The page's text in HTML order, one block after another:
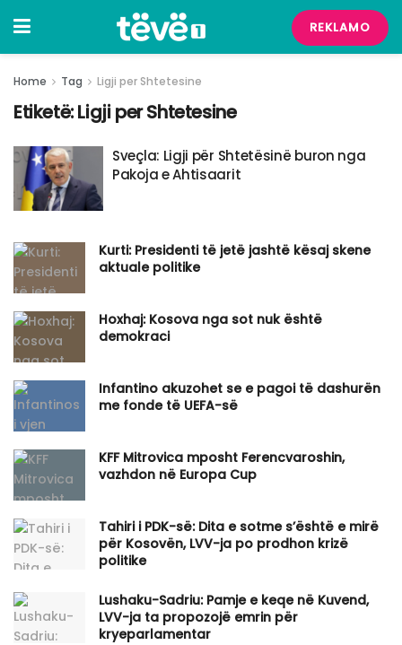
REKLAMO
Home Tag Ligji per Shtetesine
Etiketë:Ligji per Shtetesine
Sveçla: Ligji për Shtetësinë buron nga
Pakoja e Ahtisaarit
Kurti: Presidenti të jetë jashtë kësaj skene
aktuale politike
Hoxhaj: Kosova nga sot nuk është
demokraci
Infantino akuzohet se e pagoi të dashurën
me fonde të UEFA-së
KFF Mitrovica mposht Ferencvaroshin,
vazhdon në Europa Cup
Tahiri i PDK-së: Dita e sotme s’është e mirë
për Kosovën, LVV-ja po prodhon krizë
politike
Lushaku-Sadriu: Pamje e keqe në Kuvend,
LVV-ja ta propozojë emrin për
kryeparlamentar